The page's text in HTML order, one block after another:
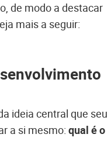
de modo a destacar
mais a seguir:
ideia central que seu
a si mesmo: qual é o